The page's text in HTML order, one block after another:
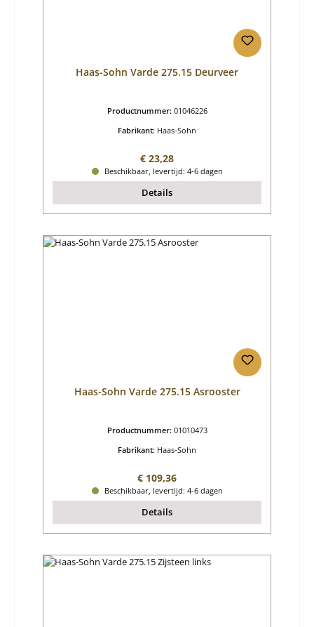
Haas-Sohn Varde 275.15 Deurveer
Productnummer: 01046226
Fabrikant: Haas-Sohn
Normale prijs:
€ 23,28
Beschikbaar, levertijd: 4-6 dagen
Details
Haas-Sohn Varde 275.15 Asrooster
Productnummer: 01010473
Fabrikant: Haas-Sohn
Normale prijs:
€ 109,36
Beschikbaar, levertijd: 4-6 dagen
Details